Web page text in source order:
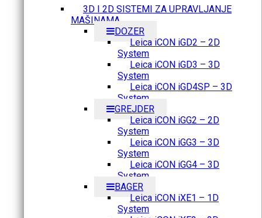
3D I 2D SISTEMI ZA UPRAVLJANJE
MAŠINAMA
DOZER
Leica iCON iGD2 – 2D
System
Leica iCON iGD3 – 3D
System
Leica iCON iGD4SP – 3D
System
GREJDER
Leica iCON iGG2 – 2D
System
Leica iCON iGG3 – 3D
System
Leica iCON iGG4 – 3D
System
BAGER
Leica iCON iXE1 – 1D
System